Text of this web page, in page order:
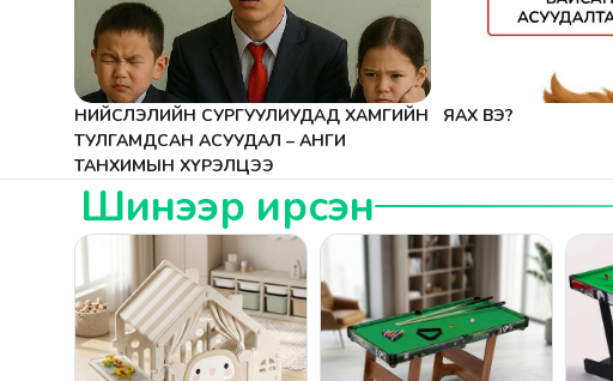
НИЙСЛЭЛИЙН СУРГУУЛИУДАД ХАМГИЙН
ТУЛГАМДСАН АСУУДАЛ – АНГИ
ТАНХИМЫН ХҮРЭЛЦЭЭ
ЯАХ ВЭ?
Шинээр ирсэн